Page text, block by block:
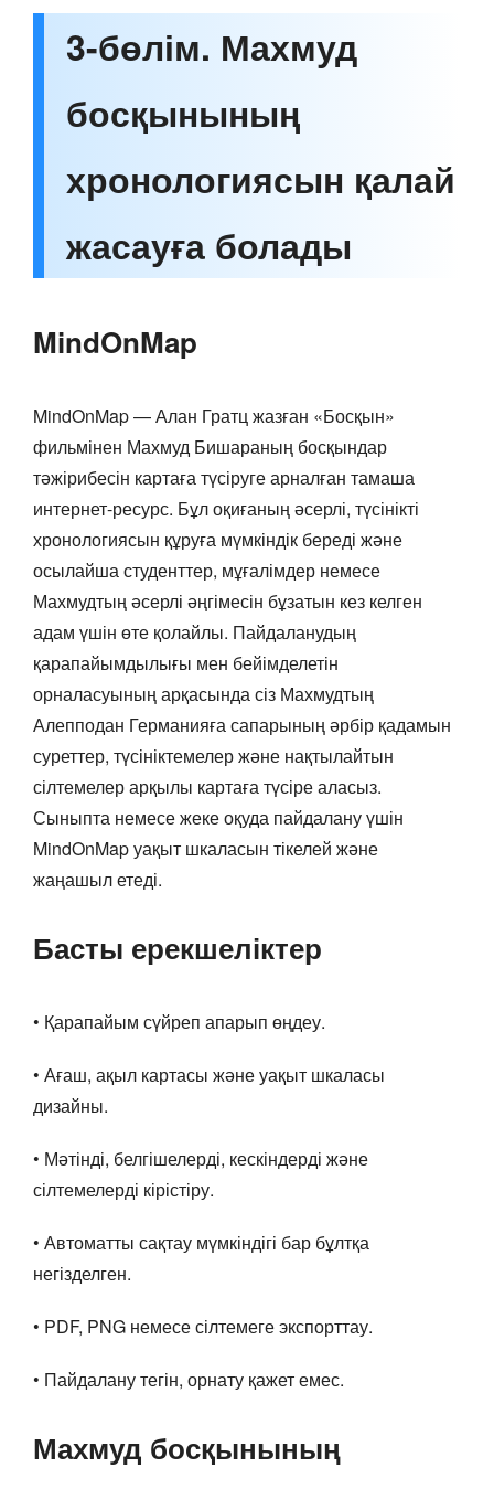
3-бөлім. Махмуд
босқынының
хронологиясын қалай
жасауға болады
MindOnMap
MindOnMap — Алан Гратц жазған «Босқын»
фильмінен Махмуд Бишараның босқындар
тәжірибесін картаға түсіруге арналған тамаша
интернет-ресурс. Бұл оқиғаның әсерлі, түсінікті
хронологиясын құруға мүмкіндік береді және
осылайша студенттер, мұғалімдер немесе
Махмудтың әсерлі әңгімесін бұзатын кез келген
адам үшін өте қолайлы. Пайдаланудың
қарапайымдылығы мен бейімделетін
орналасуының арқасында сіз Махмудтың
Алепподан Германияға сапарының әрбір қадамын
суреттер, түсініктемелер және нақтылайтын
сілтемелер арқылы картаға түсіре аласыз.
Сыныпта немесе жеке оқуда пайдалану үшін
MindOnMap уақыт шкаласын тікелей және
жаңашыл етеді.
Басты ерекшеліктер
• Қарапайым сүйреп апарып өңдеу.
• Ағаш, ақыл картасы және уақыт шкаласы
дизайны.
• Мәтінді, белгішелерді, кескіндерді және
сілтемелерді кірістіру.
• Автоматты сақтау мүмкіндігі бар бұлтқа
негізделген.
• PDF, PNG немесе сілтемеге экспорттау.
• Пайдалану тегін, орнату қажет емес.
Махмуд босқынының